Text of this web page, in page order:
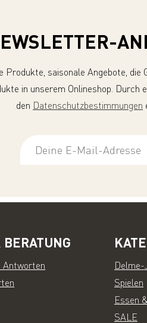
Produkte, saisonale Angebote,
in unserem Onlineshop. Durch
den Datenschutzbestimmungen
Antworten
Delme-
Spielen
Essen
SALE